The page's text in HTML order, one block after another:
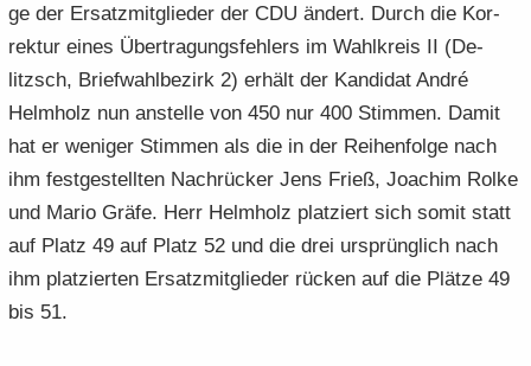
ge der Er­satz­mit­glie­der der CDU än­dert. Durch die Kor­
rek­tur eines Über­tra­gungs­feh­lers im Wahl­kreis II (De­
litzsch, Brief­wahl­be­zirk 2) er­hält der Kan­di­dat André
Helm­holz nun an­stel­le von 450 nur 400 Stim­men. Damit
hat er we­ni­ger Stim­men als die in der Rei­hen­fol­ge nach
ihm fest­ge­stell­ten Nach­rü­cker Jens Frieß, Joa­chim Rolke
und Mario Gräfe. Herr Helm­holz plat­ziert sich somit statt
auf Platz 49 auf Platz 52 und die drei ur­sprüng­lich nach
ihm plat­zier­ten Er­satz­mit­glie­der rü­cken auf die Plät­ze 49
bis 51.